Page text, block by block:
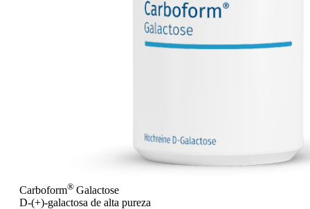
Carboform® Galactose
D-(+)-galactosa de alta pureza